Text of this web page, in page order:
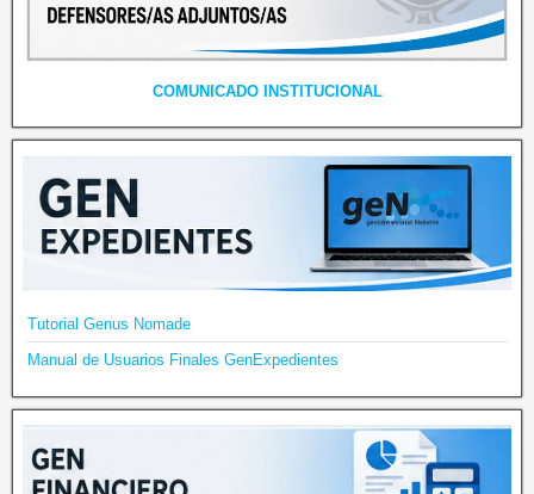
COMUNICADO INSTITUCIONAL
Tutorial Genus Nomade
Manual de Usuarios Finales GenExpedientes